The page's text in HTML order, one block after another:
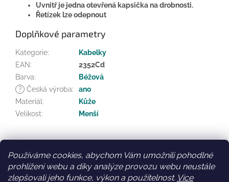
Používáme cookies, abychom Vám umožnili pohodlné
prohlížení webu a díky analýze provozu webu neustále
zlepšovali jeho funkce, výkon a použitelnost. Více
Uvnitř je jedna otevřená kapsička na drobnosti.
Řetízek lze odepnout
Doplňkové parametry
Kategorie:
Kabelky
EAN:
2352Cd
Barva:
Béžová
?
Česká výroba:
ano
Materiál :
Kůže
Velikost: Menší
Z
Facebook Věrnostní slevy